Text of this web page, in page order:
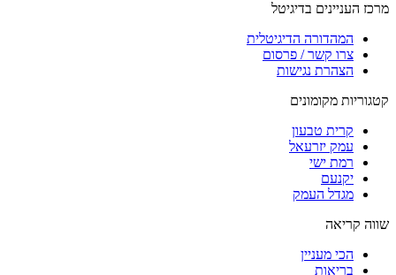
מרכז העניינים בדיגיטל
המהדורה הדיגיטלית
צרו קשר / פרסום
הצהרת נגישות
קטגוריות מקומונים
קרית טבעון
עמק יזרעאל
רמת ישי
יקנעם
מגדל העמק
שווה קריאה
הכי מעניין
בריאות